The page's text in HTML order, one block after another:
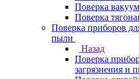
Поверка
Поверка
Поверка приборов
пыли
Назад
Поверка
загрязнения и